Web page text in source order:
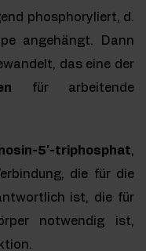
phosphoryliert, d.
angehängt. Dann
das eine der
für arbeitende
5′-triphosphat,
die für die
ist, die für
notwendig ist,